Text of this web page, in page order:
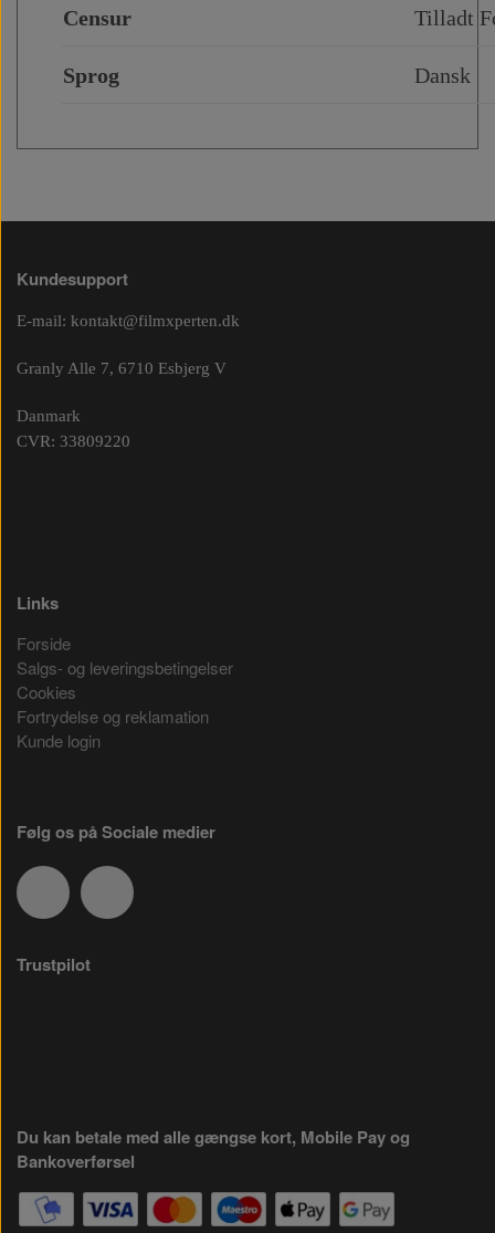
Censur Tilladt
Sprog Dansk
Kundesupport
E-mail: kontakt@filmxperten.dk
Granly Alle 7, 6710 Esbjerg V
Danmark
CVR: 33809220
Links
Forside
Salgs- og leveringsbetingelser
Cookies
Fortrydelse og reklamation
Kunde login
Følg os på Sociale medier
Trustpilot
Du kan betale med alle gængse kort, Mobile Pay og
Bankoverførsel